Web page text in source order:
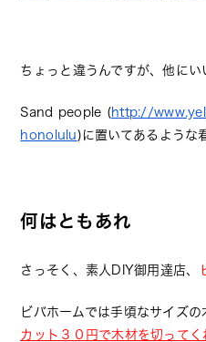
ちょっと違うんですが、他に
Sand people (http://
honolulu)に置いてあるような
何はともあれ
さっそく、素人DIY御用達店、
ビバホームでは手頃なサイズの
カット３０円で木材を切ってく